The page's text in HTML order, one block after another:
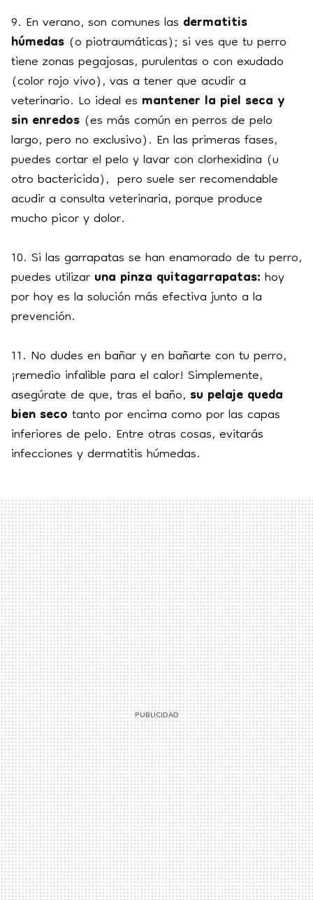
9. En verano, son comunes lasdermatitis
húmedas(o piotraumáticas); si ves que tu perro
tiene zonas pegajosas, purulentas o con exudado
(color rojo vivo), vas a tener que acudir a
veterinario. Lo ideal esmantener la piel seca y
sin enredos(es más común en perros de pelo
largo, pero no exclusivo). En las primeras fases,
puedes cortar el pelo y lavar con clorhexidina (u
otro bactericida), pero suele ser recomendable
acudir a consulta veterinaria, porque produce
mucho picor y dolor.
10. Si las garrapatas se han enamorado de tu perro,
puedes utilizaruna pinza quitagarrapatas:hoy
por hoy es la solución más efectiva junto a la
prevención.
11. No dudes en bañar y en bañarte con tu perro,
¡remedio infalible para el calor! Simplemente,
asegúrate de que, tras el baño,su pelaje queda
bien secotanto por encima como por las capas
inferiores de pelo. Entre otras cosas, evitarás
infecciones y dermatitis húmedas.